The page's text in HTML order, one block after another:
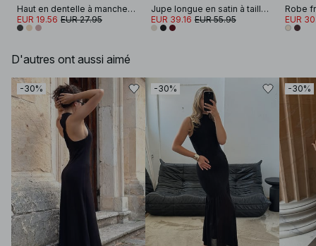
Haut en dentelle à manches longues
EUR 19.56 EUR 27.95
Jupe longue en satin à taille mi-haute
EUR 39.16 EUR 55.95
Robe
EUR
D'autres ont aussi aimé
-30% -30% -30%